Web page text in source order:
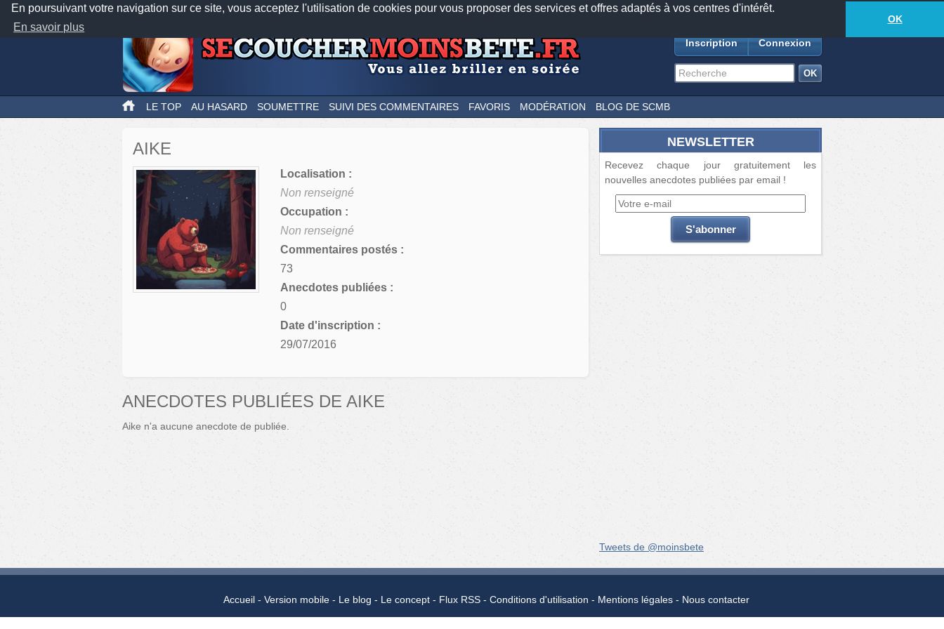
En poursuivant votre navigation sur ce site, vous acceptez l'utilisation de cookies pour vous proposer des services et offres adaptés à vos centres d'intérêt.
En savoir plus
OK
Nos applications mobiles Newsletter Facebook
TwitterFeeds18885anecdotes-620lecteurs connectés
Inscription Connexion
LE TOP AU HASARD SOUMETTRE SUIVI DES COMMENTAIRES FAVORIS MODÉRATION BLOG DE SCMB
AIKE
Localisation :
Non renseigné
Occupation :
Non renseigné
Commentaires postés :
73
Anecdotes publiées :
0
Date d'inscription :
29/07/2016
ANECDOTES PUBLIÉES DE AIKE
Aike n'a aucune anecdote de publiée.
NEWSLETTER
Recevez chaque jour gratuitement les
nouvelles anecdotes publiées par email !
Tweets de @moinsbete
Accueil Version mobile Le blog Le concept Flux RSS Conditions d'utilisation Mentions légales Nous contacter